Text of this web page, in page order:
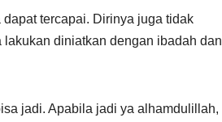
tercapai. Dirinya juga tidak
diniatkan dengan ibadah dan
jadi. Apabila jadi ya alhamdulillah,